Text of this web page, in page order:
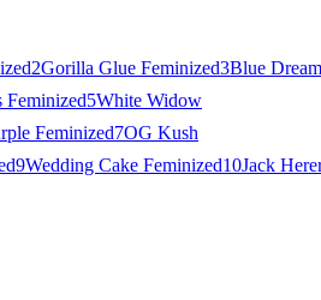
2Gorilla Glue Feminized3Blue Dream
Feminized5White Widow
Feminized7OG Kush
9Wedding Cake Feminized10Jack